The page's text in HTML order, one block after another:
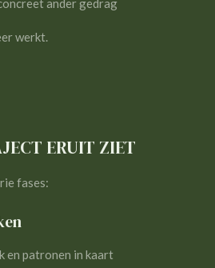
werkt.
ERUIT ZIET
fases:
en patronen in kaart